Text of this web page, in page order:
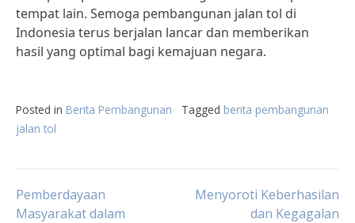
tempat lain. Semoga pembangunan jalan tol di
Indonesia terus berjalan lancar dan memberikan
hasil yang optimal bagi kemajuan negara.
Posted in Berita Pembangunan Tagged berita pembangunan
jalan tol
Post
Pemberdayaan
Masyarakat dalam
Menyoroti Keberhasilan
dan Kegagalan